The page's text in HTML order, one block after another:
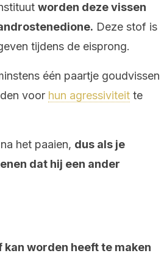
worden deze vissen
Deze stof is
tijdens de eisprong.
één paartje goudvissen
voor hun agressiviteit te
het paaien, dus als je
dat hij een ander
worden heeft te maken